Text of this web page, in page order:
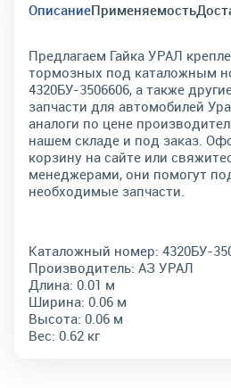
ОписаниеПрименяемость
Предлагаем Гайка УРАЛ
тормозных под каталожным
4320БУ-3506606, а также
запчасти для автомобилей
аналоги по цене
нашем складе и под заказ.
корзину на сайте или
менеджерами, они помогут
необходимые запчасти.
Каталожный номер: 4320БУ-
Производитель: АЗ УРАЛ
Длина: 0.01 м
Ширина: 0.06 м
Высота: 0.06 м
Вес: 0.62 кг